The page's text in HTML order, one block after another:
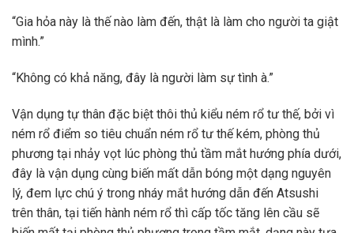
“Gia hỏa này là thế nào làm đến, thật là làm cho người ta giật
mình.”
“Không có khả năng, đây là người làm sự tình à.”
Vận dụng tự thân đặc biệt thôi thủ kiểu ném rổ tư thế, bởi vì
ném rổ điểm so tiêu chuẩn ném rổ tư thế kém, phòng thủ
phương tại nhảy vọt lúc phòng thủ tầm mắt hướng phía dưới,
đây là vận dụng cùng biến mất dẫn bóng một dạng nguyên
lý, đem lực chú ý trong nháy mắt hướng dẫn đến Atsushi
trên thân, tại tiến hành ném rổ thì cấp tốc tăng lên cầu sẽ